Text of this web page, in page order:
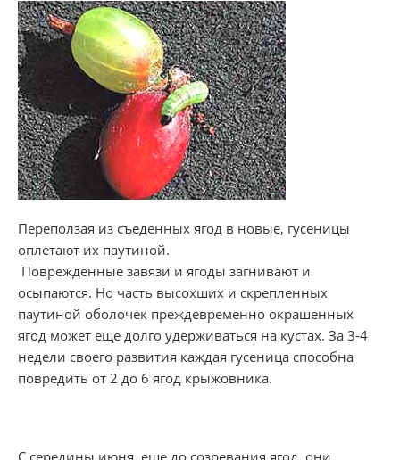
Переползая из съеденных ягод в новые, гусеницы
оплетают их паутиной.
Поврежденные завязи и ягоды загнивают и
осыпаются. Но часть высохших и скрепленных
паутиной оболочек преждевременно окрашенных
ягод может еще долго удерживаться на кустах. За 3-4
недели своего развития каждая гусеница способна
повредить от 2 до 6 ягод крыжовника.
С середины июня, еще до созревания ягод, они